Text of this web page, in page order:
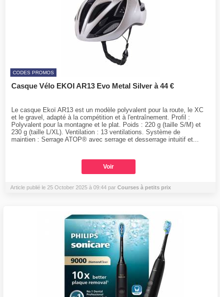
CODES PROMOS
Casque Vélo EKOI AR13 Evo Metal Silver à 44 €
Le casque Ekoï AR13 est un modèle polyvalent pour la route, le XC
et le gravel, adapté à la compétition et à l'entraînement. Profil :
Polyvalent pour la montagne et le plat. Poids : 220 g (taille S/M) et
230 g (taille L/XL). Ventilation : 13 ventilations. Système de
maintien : Serrage ATOP® avec serrage et desserrage intuitif et...
Voir
Article publié le 25 October 2025 à 09:44 par Courses à petits prix